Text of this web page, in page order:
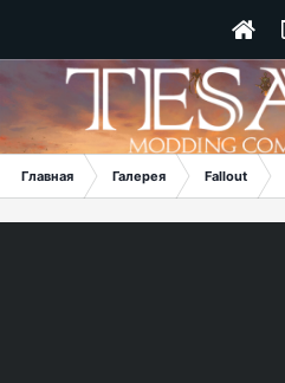
Главная Галерея Fallout